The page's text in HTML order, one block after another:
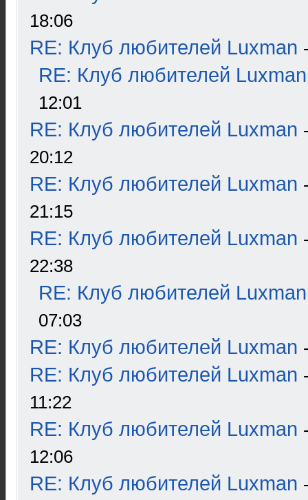
18:06
RE: Клуб любителей Luxman
RE: Клуб любителей Luxman
12:01
RE: Клуб любителей Luxman
20:12
RE: Клуб любителей Luxman
21:15
RE: Клуб любителей Luxman
22:38
RE: Клуб любителей Luxman
07:03
RE: Клуб любителей Luxman
RE: Клуб любителей Luxman
11:22
RE: Клуб любителей Luxman
12:06
RE: Клуб любителей Luxman